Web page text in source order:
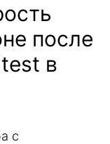
после
в
с